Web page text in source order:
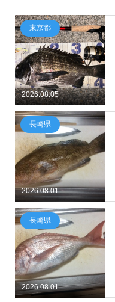
2026.08.05
東京都
2026.08.01
長崎県
2026.08.01
長崎県